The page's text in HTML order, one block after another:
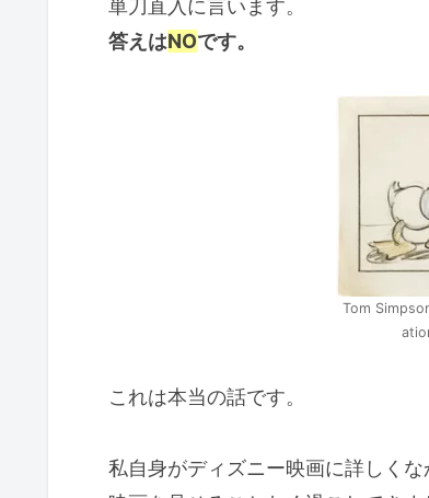
単刀直入に言います。
答えはNOです。
Tom
これは本当の話です。
私自身がディズニー映画に詳しく